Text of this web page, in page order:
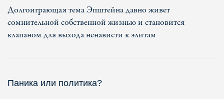
Долгоиграющая тема Эпштейна давно живет
сомнительной собственной жизнью и становится
клапаном для выхода ненависти к элитам
Паника или политика?